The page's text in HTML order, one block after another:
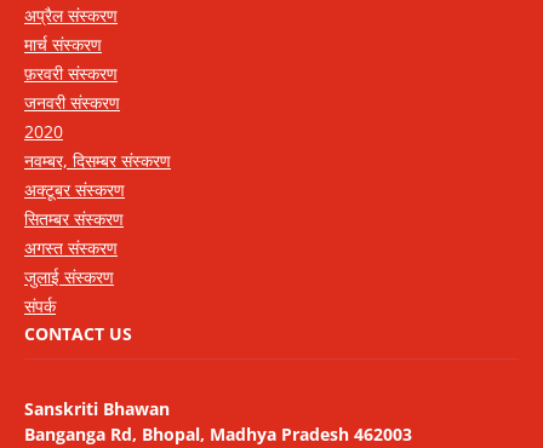
अप्रैल संस्करण
मार्च संस्करण
फ़रवरी संस्करण
जनवरी संस्करण
2020
नवम्बर, दिसम्बर संस्करण
अक्टूबर संस्करण
सितम्बर संस्करण
अगस्त संस्करण
जुलाई संस्करण
संपर्क
CONTACT US
Sanskriti Bhawan
Banganga Rd, Bhopal, Madhya Pradesh 462003